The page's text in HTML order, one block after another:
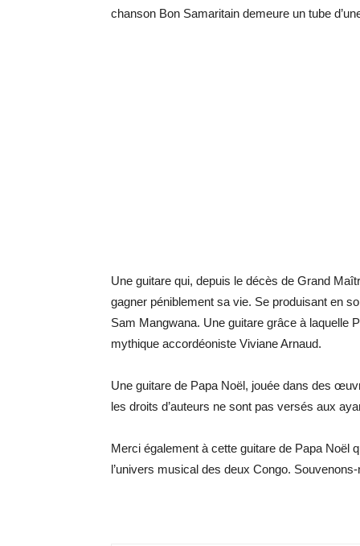
chanson Bon Samaritain demeure un tube
Une guitare qui, depuis le décès de Grand
gagner péniblement sa vie. Se produisant en
Sam Mangwana. Une guitare grâce à laquelle
mythique accordéoniste Viviane Arnaud.
Une guitare de Papa Noël, jouée dans des
les droits d’auteurs ne sont pas versés aux
Merci également à cette guitare de Papa Noël
l’univers musical des deux Congo.